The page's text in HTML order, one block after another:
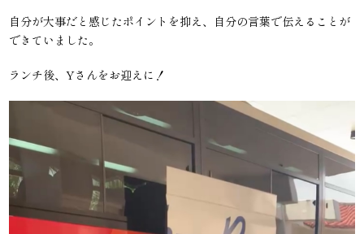
自分が大事だと感じたポイントを抑え、自分の言葉で伝えることが
できていました。
ランチ後、Yさんをお迎えに！